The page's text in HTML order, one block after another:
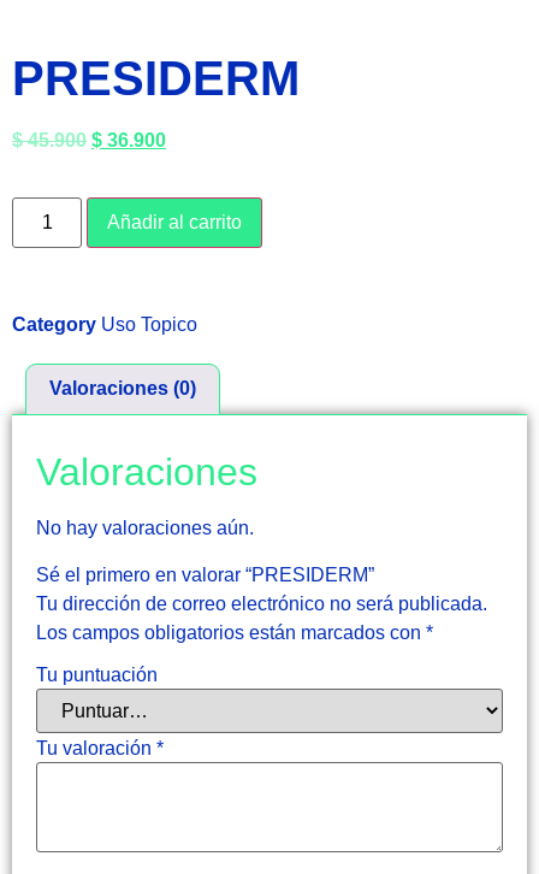
PRESIDERM
$45.900 $ 36.900
Añadir al carrito
Category Uso Topico
Valoraciones (0)
Valoraciones
No hay valoraciones aún.
Sé el primero en valorar “PRESIDERM”
Tu dirección de correo electrónico no será publicada.
Los campos obligatorios están marcados con *
Tu puntuación
Tu valoración *